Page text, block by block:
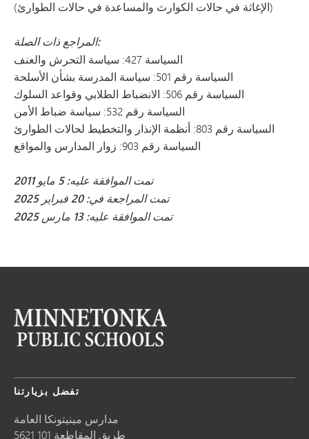
(الإغاثة في حالات الكوارث والمساعدة في حالات الطوارئ)
المراجع ذات الصلة:
السياسة 427: سياسة التحرش والعنف
السياسة رقم 501: سياسة المدرسة بشأن الأسلحة
السياسة رقم 506: الانضباط الطلابي وقواعد السلوك
السياسة رقم 532: سياسة ضباط الأمن
السياسة رقم 803: أنظمة الإنذار والتخطيط لحالات الطوارئ
السياسة رقم 903: زوار المدارس والمواقع
تمت الموافقة عليه: 5 مايو 2011
تمت المراجعة في: 20 فبراير 2025
تمت الموافقة عليه: 13 مارس 2025
تفضل بزيارتنا
مدارس مينيتونكا العامة
5621 طريق المقاطعة 101